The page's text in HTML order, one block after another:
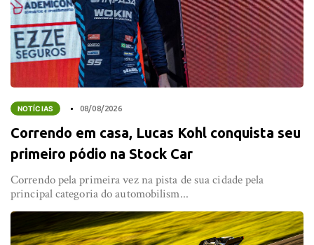
NOTÍCIAS 08/08/2026
Correndo em casa, Lucas Kohl conquista seu
primeiro pódio na Stock Car
Correndo pela primeira vez na pista de sua cidade pela
principal categoria do automobilism...